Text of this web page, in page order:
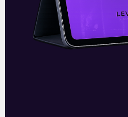
22/12/2021